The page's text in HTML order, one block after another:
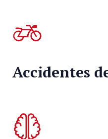
Accidentes